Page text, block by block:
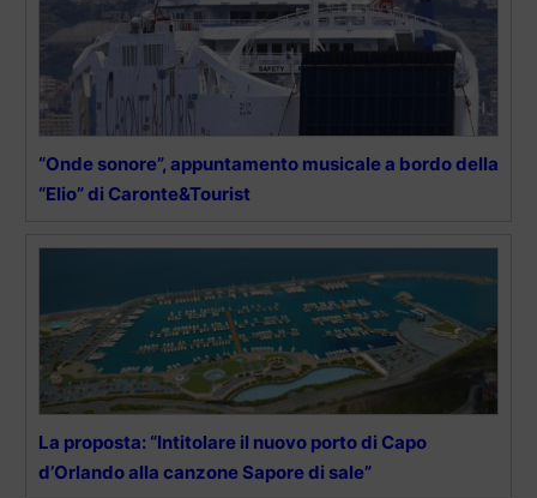
“Onde sonore”, appuntamento musicale a bordo della
“Elio” di Caronte&Tourist
La proposta: “Intitolare il nuovo porto di Capo
d’Orlando alla canzone Sapore di sale”